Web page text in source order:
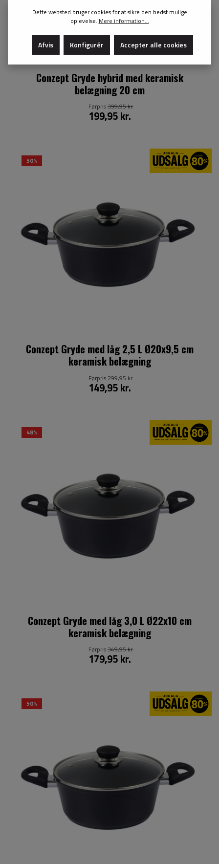
Conzept Gryde hybrid med keramisk
belægning 20 cm
199,95 kr.
Førpris399,95 kr.
50%
Conzept Gryde med låg 2,5 L Ø20x9,5 cm
keramisk belægning
149,95 kr.
Førpris299,95 kr.
48%
Conzept Gryde med låg 3,0 L Ø22x10 cm
keramisk belægning
179,95 kr.
Førpris349,95 kr.
50%
Dette websted bruger cookies for at sikre den bedst mulige
oplevelse. Mere information...
Afvis Konfigurér Accepter alle cookies